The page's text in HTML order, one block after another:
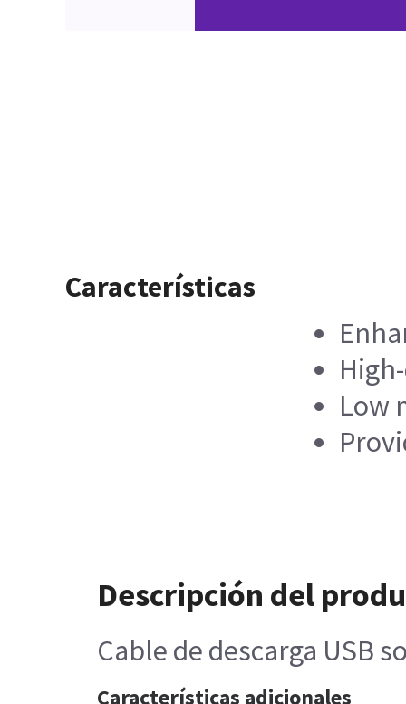
Características
Low
Descripción del
Cable de descarga USB
Características adicionales